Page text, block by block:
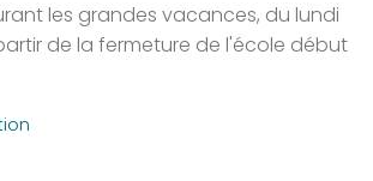
les grandes vacances, du lundi
de la fermeture de l'école début